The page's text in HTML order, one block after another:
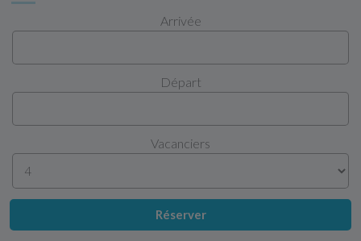
Arrivée
Départ
Vacanciers
Réserver